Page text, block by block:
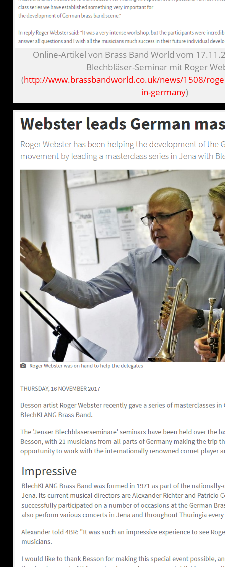
Online-Artikel von Brass Band World vom
Blechbläser-Seminar mit Roger
(http://www.brassbandworld.co.uk/news/1508/
in-germany)